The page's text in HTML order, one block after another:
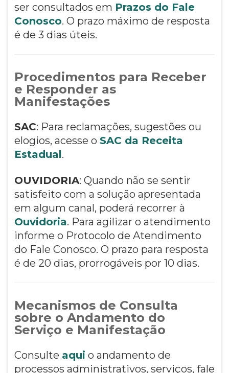
ser consultados em Prazos do Fale
Conosco. O prazo máximo de resposta
é de 3 dias úteis.
Procedimentos para Receber
e Responder as
Manifestações
SAC: Para reclamações, sugestões ou
elogios, acesse o SAC da Receita
Estadual.
OUVIDORIA: Quando não se sentir
satisfeito com a solução apresentada
em algum canal, poderá recorrer à
Ouvidoria. Para agilizar o atendimento
informe o Protocolo de Atendimento
do Fale Conosco. O prazo para resposta
é de 20 dias, prorrogáveis por 10 dias.
Mecanismos de Consulta
sobre o Andamento do
Serviço e Manifestação
Consulte aqui o andamento de
processos administrativos, serviços, fale